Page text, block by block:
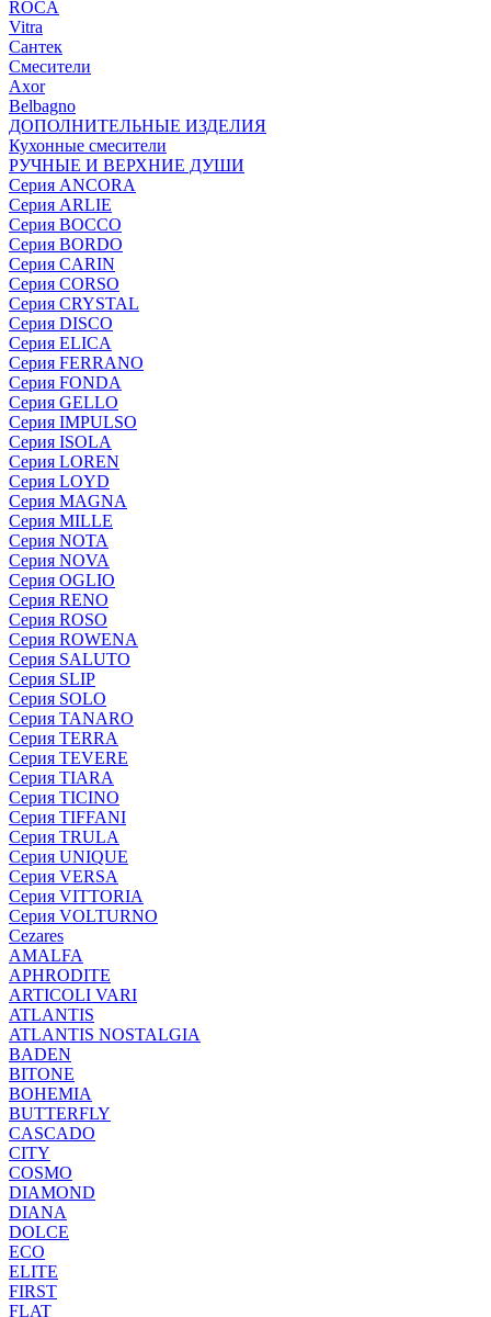
ROCA
Vitra
Сантек
Смесители
Axor
Belbagno
ДОПОЛНИТЕЛЬНЫЕ ИЗДЕЛИЯ
Кухонные смесители
РУЧНЫЕ И ВЕРХНИЕ ДУШИ
Серия ANCORA
Серия ARLIE
Серия BOCCO
Серия BORDO
Серия CARIN
Серия CORSO
Серия CRYSTAL
Серия DISCO
Серия ELICA
Серия FERRANO
Серия FONDA
Серия GELLO
Серия IMPULSO
Серия ISOLA
Серия LOREN
Серия LOYD
Серия MAGNA
Серия MILLE
Серия NOTA
Серия NOVA
Серия OGLIO
Серия RENO
Серия ROSO
Серия ROWENA
Серия SALUTO
Серия SLIP
Серия SOLO
Серия TANARO
Серия TERRA
Серия TEVERE
Серия TIARA
Серия TICINO
Серия TIFFANI
Серия TRULA
Серия UNIQUE
Серия VERSA
Серия VITTORIA
Серия VOLTURNO
Cezares
AMALFA
APHRODITE
ARTICOLI VARI
ATLANTIS
ATLANTIS NOSTALGIA
BADEN
BITONE
BOHEMIA
BUTTERFLY
CASCADO
CITY
COSMO
DIAMOND
DIANA
DOLCE
ECO
ELITE
FIRST
FLAT